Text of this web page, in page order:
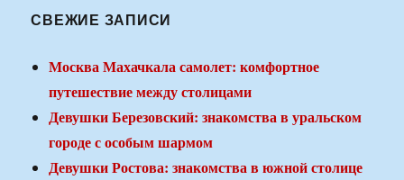
СВЕЖИЕ ЗАПИСИ
Москва Махачкала самолет: комфортное
путешествие между столицами
Девушки Березовский: знакомства в уральском
городе с особым шармом
Девушки Ростова: знакомства в южной столице